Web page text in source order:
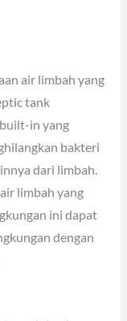
air limbah yang
tank
in yang
bakteri
dari limbah.
limbah yang
ini dapat
dengan